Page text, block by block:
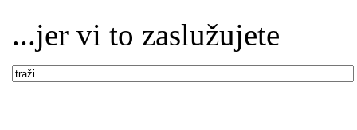
...jer vi to zaslužujete